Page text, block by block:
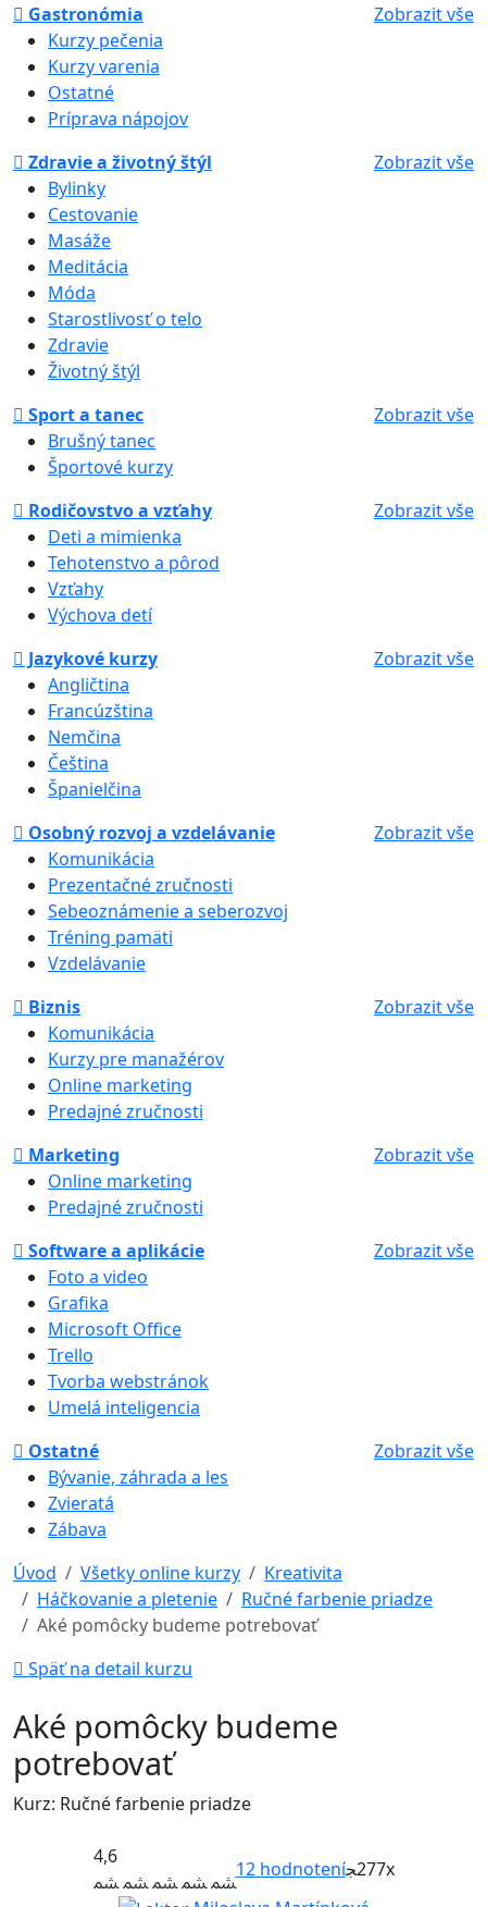
Gastronómia
Zobrazit vše
Kurzy pečenia
Kurzy varenia
Ostatné
Príprava nápojov
Zdravie a životný štýl
Zobrazit vše
Bylinky
Cestovanie
Masáže
Meditácia
Móda
Starostlivosť o telo
Zdravie
Životný štýl
Sport a tanec
Zobrazit vše
Brušný tanec
Športové kurzy
Rodičovstvo a vzťahy
Zobrazit vše
Deti a mimienka
Tehotenstvo a pôrod
Vzťahy
Výchova detí
Jazykové kurzy
Zobrazit vše
Angličtina
Francúzština
Nemčina
Čeština
Španielčina
Osobný rozvoj a vzdelávanie
Zobrazit vše
Komunikácia
Prezentačné zručnosti
Sebeoznámenie a seberozvoj
Tréning pamäti
Vzdelávanie
Biznis
Zobrazit vše
Komunikácia
Kurzy pre manažérov
Online marketing
Predajné zručnosti
Marketing
Zobrazit vše
Online marketing
Predajné zručnosti
Software a aplikácie
Zobrazit vše
Foto a video
Grafika
Microsoft Office
Trello
Tvorba webstránok
Umelá inteligencia
Ostatné
Zobrazit vše
Bývanie, záhrada a les
Zvieratá
Zábava
Úvod
Všetky online kurzy
Kreativita
Háčkovanie a pletenie
Ručné farbenie priadze
Aké pomôcky budeme potrebovať
Späť na detail kurzu
Aké pomôcky budeme
potrebovať
Kurz: Ručné farbenie priadze
4,6
12hodnotení 277x